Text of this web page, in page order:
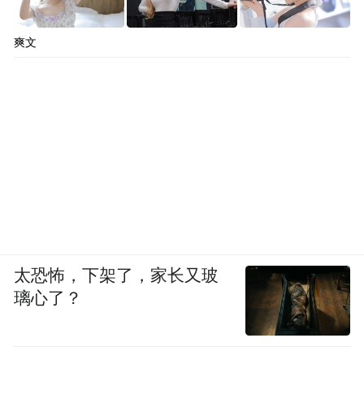
爽文
太恐怖，下架了，家长又玻
璃心了？